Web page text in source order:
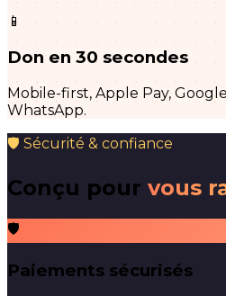
📱
Don en 30 secondes
Mobile-first, Apple Pay,
WhatsApp.
🛡 Sécurité & confiance
Conçu pour vous
🛡
Paiements sécurisés